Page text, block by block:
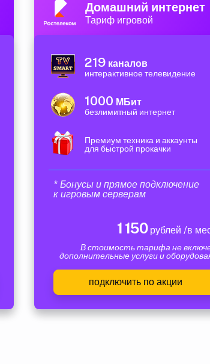
Домашний интернет
Тариф игровой
219 каналов
интерактивное телевидение
1000 МБит
безлимитный интернет
Премиум техника и аккаунты
для быстрой прокачки
* Бонусы и прямое подключение
к игровым серверам
1 150рублей /в
В стоимость тарифа не
дополнительные услуги и
подключить по акции